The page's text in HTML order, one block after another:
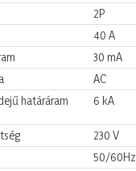
2P
40 A
30 mA
AC
határáram
6 kA
230 V
50/60Hz